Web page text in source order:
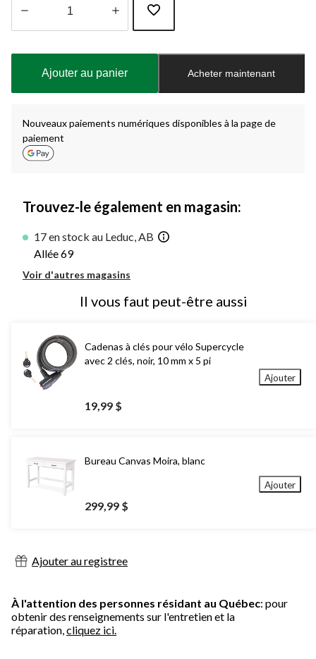
à
Ajouter au panier Acheter maintenant
Nouveaux paiements numériques disponibles à la page de
paiement
Trouvez-le également en magasin:
17 en stock au Leduc, AB
Allée 69
Voir d'autres magasins
Il vous faut peut-être aussi
Cadenas à clés pour vélo Supercycle
avec 2 clés, noir, 10 mm x 5 pi
19,99 $
Ajouter
Bureau Canvas Moira, blanc
299,99 $
Ajouter
Ajouter au registree
À l'attention des personnes résidant au Québec: pour
obtenir des renseignements sur l'entretien et la
réparation,cliquez ici.